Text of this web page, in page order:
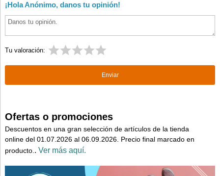
¡Hola Anónimo, danos tu opinión!
Tu valoración:
Ofertas o promociones
Descuentos en una gran selección de artículos de la tienda
online del 01.07.2026 al 06.09.2026. Precio final marcado en
producto. . Ver más aquí.